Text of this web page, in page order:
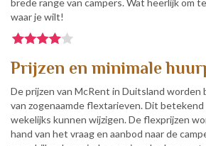
brede range van campers. Wat heerlijk om
waar je wilt!
Prijzen en minimale
De prijzen van McRent in Duitsland worden
van zogenaamde flextarieven. Dit betekend
wekelijks kunnen wijzigen. De flexprijzen
hand van het vraag en aanbod naar de